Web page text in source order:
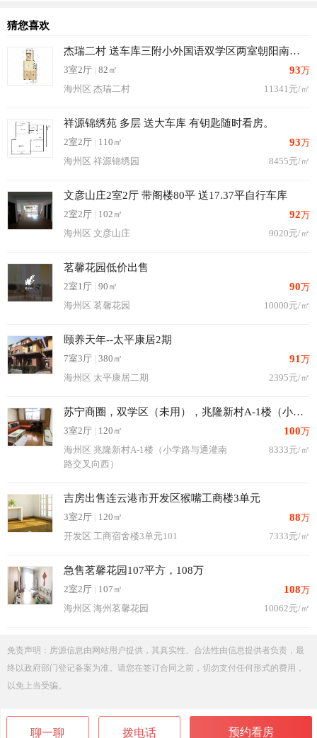
聊一聊 拨电话 预约看房
猜您喜欢
杰瑞二村 送车库三附小外国语双学区两室朝阳南北通透
3室2厅 | 82㎡ 93万
海州区 杰瑞二村
11341元/㎡
祥源锦绣苑 多层 送大车库 有钥匙随时看房。
2室2厅 | 110㎡ 93万
海州区 祥源锦绣园
8455元/㎡
文彦山庄2室2厅 带阁楼80平 送17.37平自行车库
2室2厅 | 102㎡ 92万
海州区 文彦山庄
9020元/㎡
茗馨花园低价出售
2室1厅 | 90㎡ 90万
海州区 茗馨花园
10000元/㎡
颐养天年--太平康居2期
7室3厅 | 380㎡ 91 万
海州区 太平康居二期
2395元/㎡
苏宁商圈，双学区（未用），兆隆新村A-1楼（小学路与通灌南路交叉向西）
3室2厅 | 120㎡ 100万
海州区 兆隆新村A-1楼（小学路与通灌南
路交叉向西）
8333元/㎡
吉房出售连云港市开发区猴嘴工商楼3单元
3室2厅 | 120㎡ 88万
开发区 工商宿舍楼3单元101
7333元/㎡
急售茗馨花园107平方，108万
2室2厅 | 107㎡ 108万
海州区 海州茗馨花园
10062元/㎡
免责声明：房源信息由网站用户提供，其真实性、合法性由信息提供者负责，最
终以政府部门登记备案为准。请您在签订合同之前，切勿支付任何形式的费用，
以免上当受骗。